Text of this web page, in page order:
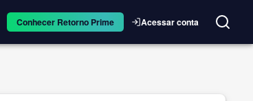
Conhecer Retorno Prime Acessar conta